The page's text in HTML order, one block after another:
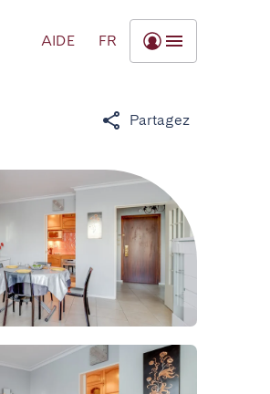
AIDE FR
Partagez